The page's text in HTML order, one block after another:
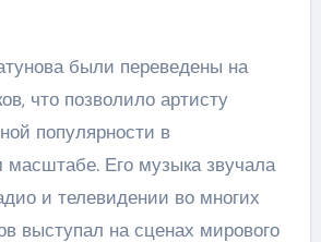
были переведены на
что позволило артисту
популярности в
Его музыка звучала
и телевидении во многих
выступал на сценах мирового